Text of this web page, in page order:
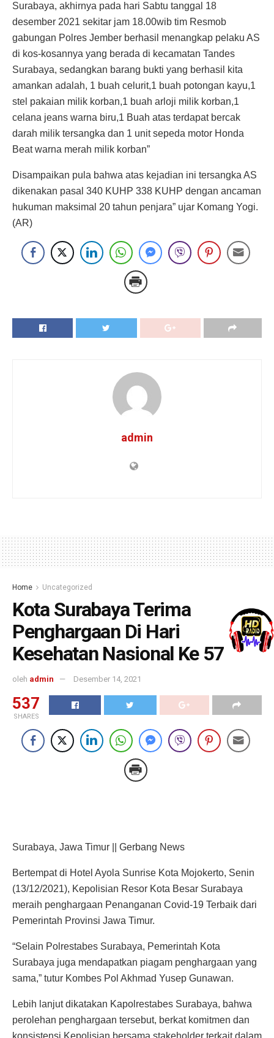
Surabaya, akhirnya pada hari Sabtu tanggal 18
desember 2021 sekitar jam 18.00wib tim Resmob
gabungan Polres Jember berhasil menangkap pelaku AS
di kos-kosannya yang berada di kecamatan Tandes
Surabaya, sedangkan barang bukti yang berhasil kita
amankan adalah, 1 buah celurit,1 buah potongan kayu,1
stel pakaian milik korban,1 buah arloji milik korban,1
celana jeans warna biru,1 Buah atas terdapat bercak
darah milik tersangka dan 1 unit sepeda motor Honda
Beat warna merah milik korban”
Disampaikan pula bahwa atas kejadian ini tersangka AS
dikenakan pasal 340 KUHP 338 KUHP dengan ancaman
hukuman maksimal 20 tahun penjara” ujar Komang Yogi.
(AR)
admin
Home Uncategorized
Kota Surabaya Terima
Penghargaan Di Hari
Kesehatan Nasional Ke 57
oleh admin Desember 14, 2021
537
SHARES
Surabaya, Jawa Timur || Gerbang News
Bertempat di Hotel Ayola Sunrise Kota Mojokerto, Senin
(13/12/2021), Kepolisian Resor Kota Besar Surabaya
meraih penghargaan Penanganan Covid-19 Terbaik dari
Pemerintah Provinsi Jawa Timur.
“Selain Polrestabes Surabaya, Pemerintah Kota
Surabaya juga mendapatkan piagam penghargaan yang
sama,” tutur Kombes Pol Akhmad Yusep Gunawan.
Lebih lanjut dikatakan Kapolrestabes Surabaya, bahwa
perolehan penghargaan tersebut, berkat komitmen dan